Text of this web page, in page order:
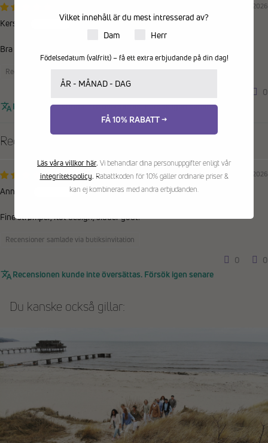
21/07/2026
Kerstin
Bra
Recensioner samlade via butiksinvitation
0
Recensionen kunde inte översättas. Försök igen senare
Recensioner på andra språk
03/07/2026
Annette
Fine strømper, flot design, sidder godt.
Recensioner samlade via butiksinvitation
0
0
Recensionen kunde inte översättas. Försök igen senare
Du kanske också gillar:
Vilket innehåll är du mest intresserad av?
Produkter för dam eller herr
Dam Herr
Födelsedatum (valfritt) – få ett extra erbjudande på din dag!
FÅ 10% RABATT →
Läs våra villkor här. Vi behandlar dina personuppgifter enligt vår
integritetspolicy. Rabattkoden för 10% gäller ordinarie priser &
kan ej kombineras med andra erbjudanden.